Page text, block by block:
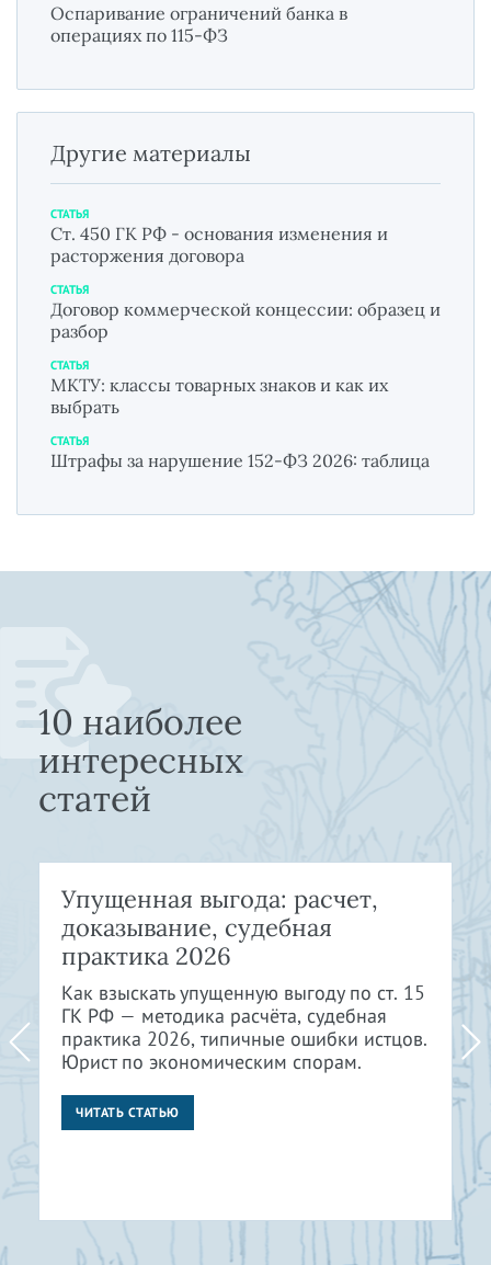
Оспаривание ограничений банка в
операциях по 115-ФЗ
Другие материалы
СТАТЬЯ
Ст. 450 ГК РФ - основания изменения и
расторжения договора
СТАТЬЯ
Договор коммерческой концессии: образец и
разбор
СТАТЬЯ
МКТУ: классы товарных знаков и как их
выбрать
СТАТЬЯ
Штрафы за нарушение 152-ФЗ 2026: таблица
10 наиболее
интересных
статей
Упущенная выгода: расчет,
доказывание, судебная
практика 2026
Как взыскать упущенную выгоду по ст. 15
ГК РФ — методика расчёта, судебная
практика 2026, типичные ошибки истцов.
Юрист по экономическим спорам.
ЧИТАТЬ СТАТЬЮ